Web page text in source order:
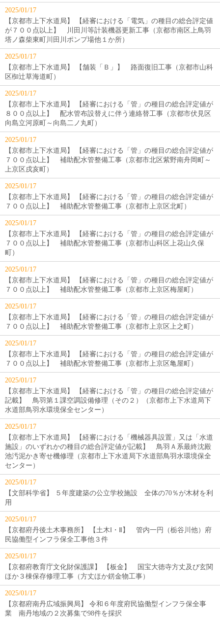
2025/01/17
【京都市上下水道局】 【経審における「電気」の種目の総合評定値
が７００点以上】 川田川等計装機器更新工事（京都市南区上鳥羽
塔ノ森柴東町川田川ポンプ場他１か所）
2025/01/17
【京都市上下水道局】 【舗装「Ｂ」】 路面復旧工事（京都市山科
区椥辻草海道町）
2025/01/17
【京都市上下水道局】 【経審における「管」の種目の総合評定値が
８００点以上】 配水管布設替えに伴う連絡替工事（京都市伏見区
向島立河原町～向島二ノ丸町）
2025/01/17
【京都市上下水道局】 【経審における「管」の種目の総合評定値が
７００点以上】 補助配水管整備工事（京都市北区紫野南舟岡町～
上京区戌亥町）
2025/01/17
【京都市上下水道局】 【経審における「管」の種目の総合評定値が
７００点以上】 補助配水管整備工事（京都市上京区北町）
2025/01/17
【京都市上下水道局】 【経審における「管」の種目の総合評定値が
７００点以上】 補助配水管整備工事（京都市山科区上花山久保
町）
2025/01/17
【京都市上下水道局】 【経審における「管」の種目の総合評定値が
７００点以上】 補助配水管整備工事（京都市上京区梅屋町）
2025/01/17
【京都市上下水道局】 【経審における「管」の種目の総合評定値が
７００点以上】 補助配水管整備工事（京都市上京区上之町）
2025/01/17
【京都市上下水道局】 【経審における「管」の種目の総合評定値が
７００点以上】 補助配水管整備工事（京都市上京区亀屋町）
2025/01/17
【京都市上下水道局】 【経審における「管」の種目の総合評定値が
記載】 鳥羽第１課空調設備修理（その２）（京都市上下水道局下
水道部鳥羽水環境保全センター）
2025/01/17
【京都市上下水道局】 【経審における「機械器具設置」又は「水道
施設」のいずれかの種目の総合評定値が記載】 鳥羽Ａ系最終沈殿
池汚泥かき寄せ機修理（京都市上下水道局下水道部鳥羽水環境保全
センター）
2025/01/17
【文部科学省】 ５年度建築の公立学校施設 全体の70％が木材を利
用
2025/01/17
【京都府丹後土木事務所】 【土木Ⅰ・Ⅱ】 管内一円（栃谷川他）府
民協働型インフラ保全工事他３件
2025/01/17
【京都府教育庁文化財保護課】 【板金】 国宝大徳寺方丈及び玄関
ほか３棟保存修理工事（方丈ほか錺金物工事）
2025/01/17
【京都府南丹広域振興局】 令和６年度府民協働型インフラ保全事
業 南丹地域の２次募集で98件を採択